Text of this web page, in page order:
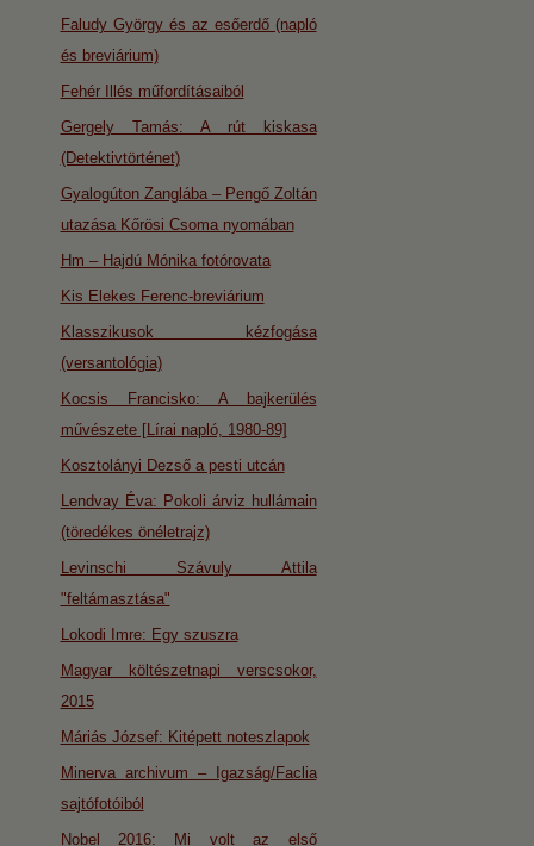
Faludy György és az esőerdő (napló
és breviárium)
Fehér Illés műfordításaiból
Gergely Tamás: A rút kiskasa
(Detektivtörténet)
Gyalogúton Zanglába – Pengő Zoltán
utazása Kőrösi Csoma nyomában
Hm – Hajdú Mónika fotórovata
Kis Elekes Ferenc-breviárium
Klasszikusok kézfogása
(versantológia)
Kocsis Francisko: A bajkerülés
művészete [Lírai napló, 1980-89]
Kosztolányi Dezső a pesti utcán
Lendvay Éva: Pokoli árviz hullámain
(töredékes önéletrajz)
Levinschi Szávuly Attila
"feltámasztása"
Lokodi Imre: Egy szuszra
Magyar költészetnapi verscsokor,
2015
Máriás József: Kitépett noteszlapok
Minerva archivum – Igazság/Faclia
sajtófotóiból
Nobel 2016: Mi volt az első